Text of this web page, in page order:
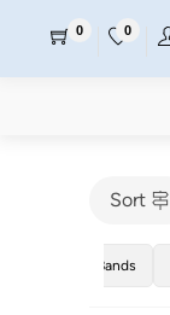
0
0
Sort
Resistance Bands